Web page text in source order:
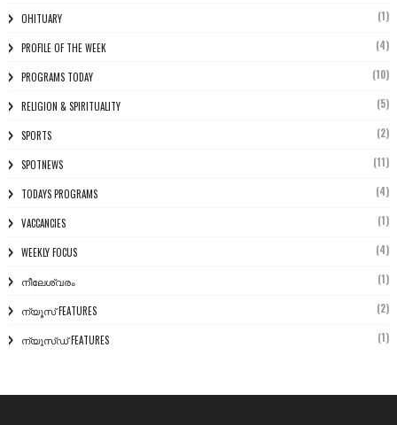
OHITUARY (1)
PROFILE OF THE WEEK (4)
PROGRAMS TODAY (10)
RELIGION & SPIRITUALITY (5)
SPORTS (2)
SPOTNEWS (11)
TODAYS PROGRAMS (4)
VACCANCIES (1)
WEEKLY FOCUS (4)
നീലേശ്വരം (1)
ന്യൂസ് FEATURES (2)
ന്യൂസ്ഡ് FEATURES (1)